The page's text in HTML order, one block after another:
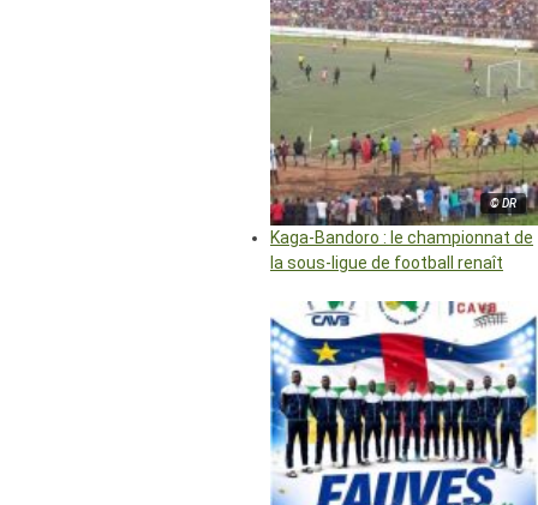
© DR
Kaga-Bandoro : le championnat de
la sous-ligue de football renaît